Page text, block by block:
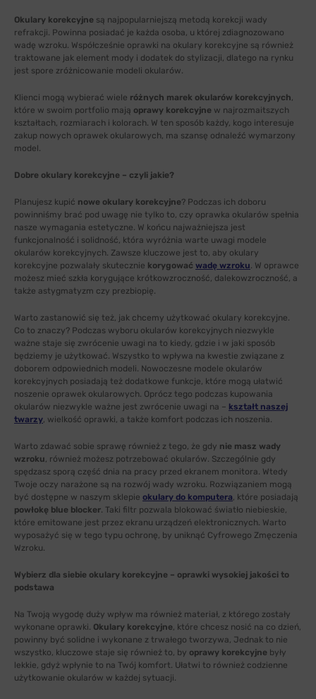
Okulary korekcyjne są najpopularniejszą metodą korekcji wady
refrakcji. Powinna posiadać je każda osoba, u której zdiagnozowano
wadę wzroku. Współcześnie oprawki na okulary korekcyjne są również
traktowane jak element mody i dodatek do stylizacji, dlatego na rynku
jest spore zróżnicowanie modeli okularów.
Klienci mogą wybierać wiele różnych marek okularów korekcyjnych,
które w swoim portfolio mają oprawy korekcyjne w najrozmaitszych
kształtach, rozmiarach i kolorach. W ten sposób każdy, kogo interesuje
zakup nowych oprawek okularowych, ma szansę odnaleźć wymarzony
model.
Dobre okulary korekcyjne – czyli jakie?
Planujesz kupić nowe okulary korekcyjne? Podczas ich doboru
powinniśmy brać pod uwagę nie tylko to, czy oprawka okularów spełnia
nasze wymagania estetyczne. W końcu najważniejsza jest
funkcjonalność i solidność, która wyróżnia warte uwagi modele
okularów korekcyjnych. Zawsze kluczowe jest to, aby okulary
korekcyjne pozwalały skutecznie korygować wadę wzroku. W oprawce
możesz mieć szkła korygujące krótkowzroczność, dalekowzroczność, a
także astygmatyzm czy prezbiopię.
Warto zastanowić się też, jak chcemy użytkować okulary korekcyjne.
Co to znaczy? Podczas wyboru okularów korekcyjnych niezwykle
ważne staje się zwrócenie uwagi na to kiedy, gdzie i w jaki sposób
będziemy je użytkować. Wszystko to wpływa na kwestie związane z
doborem odpowiednich modeli. Nowoczesne modele okularów
korekcyjnych posiadają też dodatkowe funkcje, które mogą ułatwić
noszenie oprawek okularowych. Oprócz tego podczas kupowania
okularów niezwykle ważne jest zwrócenie uwagi na – kształt naszej
twarzy, wielkość oprawki, a także komfort podczas ich noszenia.
Warto zdawać sobie sprawę również z tego, że gdy nie masz wady
wzroku, również możesz potrzebować okularów. Szczególnie gdy
spędzasz sporą część dnia na pracy przed ekranem monitora. Wtedy
Twoje oczy narażone są na rozwój wady wzroku. Rozwiązaniem mogą
być dostępne w naszym sklepie okulary do komputera, które posiadają
powłokę blue blocker. Taki filtr pozwala blokować światło niebieskie,
które emitowane jest przez ekranu urządzeń elektronicznych. Warto
wyposażyć się w tego typu ochronę, by uniknąć Cyfrowego Zmęczenia
Wzroku.
Wybierz dla siebie okulary korekcyjne – oprawki wysokiej jakości to
podstawa
Na Twoją wygodę duży wpływ ma również materiał, z którego zostały
wykonane oprawki. Okulary korekcyjne, które chcesz nosić na co dzień,
powinny być solidne i wykonane z trwałego tworzywa, Jednak to nie
wszystko, kluczowe staje się również to, by oprawy korekcyjne były
lekkie, gdyż wpłynie to na Twój komfort. Ułatwi to również codzienne
użytkowanie okularów w każdej sytuacji.